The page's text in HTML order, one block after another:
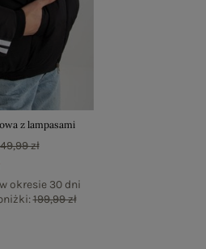
z lampasami
okresie 30 dni
199,99 zł
zł